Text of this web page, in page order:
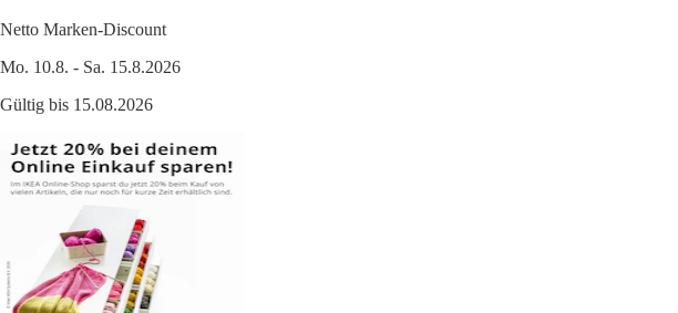
Netto Marken-Discount
Mo. 10.8. - Sa. 15.8.2026
Gültig bis 15.08.2026